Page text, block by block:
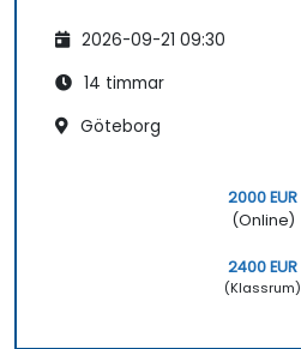
2026-09-21 09:30
14 timmar
Göteborg
2000 EUR
(Online)
2400 EUR
(Klassrum)